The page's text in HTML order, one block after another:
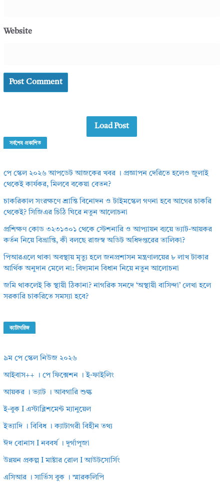
Website
Load Post
সর্বশেষ প্রকাশিত
পে স্কেল ২০২৬ আপডেট আজকের খবর । প্রজ্ঞাপন দেরিতে হলেও জুলাই
থেকেই কার্যকর, মিলবে বকেয়া বেতন?
চাকরিকাল সংরক্ষণে শ্রান্তি বিনোদন ও টাইমস্কেল গণনা হবে আগের চাকরি
থেকেই? সিজিএর চিঠি ঘিরে নতুন আলোচনা
প্রশিক্ষণ কোড ৩২৩১৩০১ থেকে স্টেশনারি ও আপ্যায়ন ব্যয়ে ভ্যাট-আয়কর
কর্তন নিয়ে বিভ্রান্তি, কী বলছে রাজস্ব অডিট অধিদপ্তরের তালিকা?
পিআরএলে থাকা অবস্থায় মৃত্যু হলে জনপ্রশাসন মন্ত্রণালয়ের ৮ লাখ টাকার
আর্থিক অনুদান মেলে না: বিদ্যমান বিধান নিয়ে নতুন আলোচনা
জমি থাকলেই কি স্থায়ী ঠিকানা? নাগরিক সনদে ‘অস্থায়ী বাসিন্দা’ লেখা হলে
সরকারি চাকরিতে সমস্যা হবে?
ক্যাটাগরিজ
৯ম পে স্কেল নিউজ ২০২৬
আইবাস++ । পে ফিক্সেশন । ই-ফাইলিং
আয়কর । ভ্যাট । আবগারি শুল্ক
ই-বুক I এস্টাব্লিশমেন্ট ম্যানুয়েল
ইত্যাদি । বিবিধ । ক্যাটাগরী বিহীন তথ্য
ঈদ বোনাস I নববর্ষ । দূর্গাপূজা
উন্নয়ন প্রকল্প I মাষ্টার রোল I আউটসোর্সিং
এসিআর । সার্ভিস বুক । স্মারকলিপি